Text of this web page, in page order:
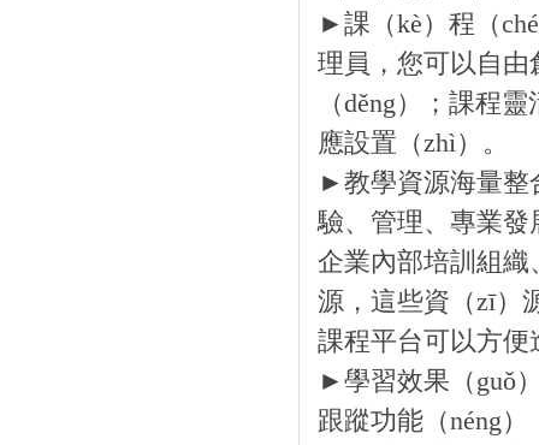
►課（kè）程（
理員，您可以自由
（děng）；課程
應設置（zhì）。
►教學資源海量整
驗、管理、專業
企業內部培訓組織
源，這些資（zī）
課程平台可以方
►學習效果（guǒ
跟蹤功能（néng